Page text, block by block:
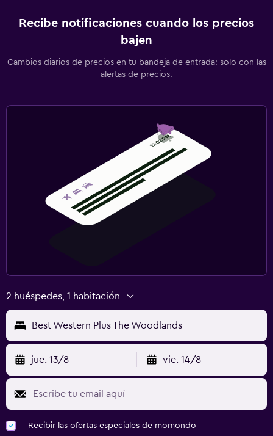
Recibe notificaciones cuando los precios
bajen
Cambios diarios de precios en tu bandeja de entrada: solo con las
alertas de precios.
2 huéspedes, 1 habitación
Best Western Plus The Woodlands
jue. 13/8 vie. 14/8
Recibir las ofertas especiales de momondo